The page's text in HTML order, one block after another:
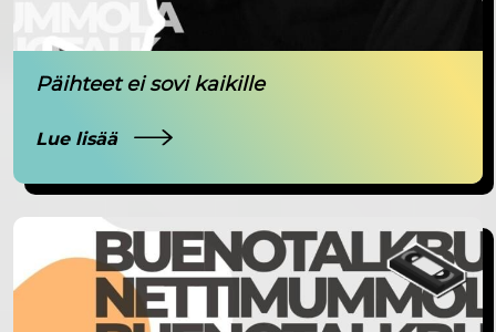
Päihteet ei sovi kaikille
Lue lisää